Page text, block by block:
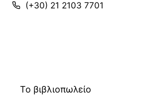
(+30) 21 2103 7701
Το βιβλιοπωλείο